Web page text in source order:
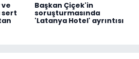
ve
sert
Başkan Çiçek'in
soruşturmasında
'Latanya Hotel' ayrıntısı